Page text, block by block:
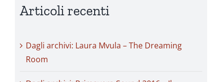
Articoli recenti
Dagli archivi: Laura Mvula – The Dreaming
Room